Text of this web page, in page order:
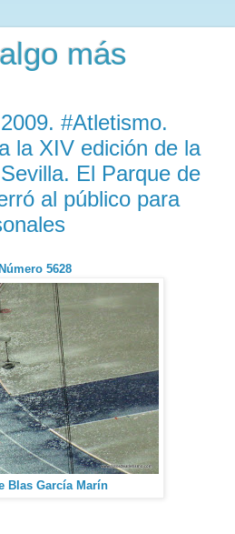
más
#Atletismo.
la XIV edición de la
El Parque de
al público para
5628
Blas García Marín